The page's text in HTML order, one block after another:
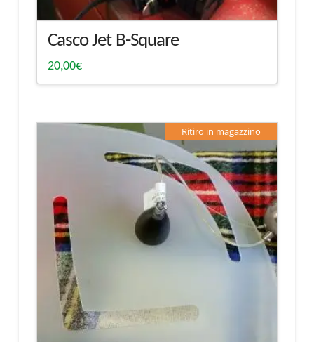
Casco Jet B-Square
20,00€
Ritiro in magazzino